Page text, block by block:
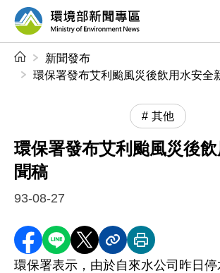
前往中央內容區塊
環境部新聞專區
新聞發布
環保署發布艾利颱風災後飲用水安全
其他
環保署發布艾利颱風災後
聞稿
93-08-27
分享至 Facebook
分享到 LINE
分享到 X分享內容連結
列印本頁
環保署表示，由於自來水公司昨日